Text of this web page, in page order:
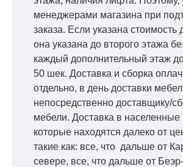
менеджерами магазина при
заказа. Если указана стоимость
она указана до второго этажа
каждый дополнительный этаж
50 шек. Доставка и сборка
отдельно, в день доставки
непосредственно доставщику/
мебели. Доставка в населенные
которые находятся далеко от
такие как: все, что дальше от
севере, все, что дальше от